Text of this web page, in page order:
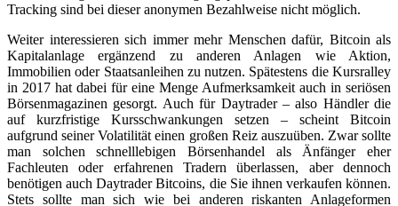
Tracking sind bei dieser anonymen Bezahlweise nicht möglich.
Weiter interessieren sich immer mehr Menschen dafür, Bitcoin als
Kapitalanlage ergänzend zu anderen Anlagen wie Aktion,
Immobilien oder Staatsanleihen zu nutzen. Spätestens die Kursralley
in 2017 hat dabei für eine Menge Aufmerksamkeit auch in seriösen
Börsenmagazinen gesorgt. Auch für Daytrader – also Händler die
auf kurzfristige Kursschwankungen setzen – scheint Bitcoin
aufgrund seiner Volatilität einen großen Reiz auszuüben. Zwar sollte
man solchen schnelllebigen Börsenhandel als Änfänger eher
Fachleuten oder erfahrenen Tradern überlassen, aber dennoch
benötigen auch Daytrader Bitcoins, die Sie ihnen verkaufen können.
Stets sollte man sich wie bei anderen riskanten Anlageformen